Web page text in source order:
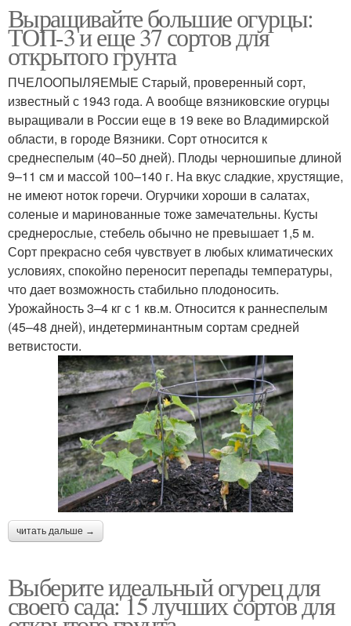
Выращивайте большие огурцы:
ТОП-3 и еще 37 сортов для
открытого грунта
ПЧЕЛООПЫЛЯЕМЫЕ Старый, проверенный сорт,
известный с 1943 года. А вообще вязниковские огурцы
выращивали в России еще в 19 веке во Владимирской
области, в городе Вязники. Сорт относится к
среднеспелым (40–50 дней). Плоды черношипые длиной
9–11 см и массой 100–140 г. На вкус сладкие, хрустящие,
не имеют ноток горечи. Огурчики хороши в салатах,
соленые и маринованные тоже замечательны. Кусты
среднерослые, стебель обычно не превышает 1,5 м.
Сорт прекрасно себя чувствует в любых климатических
условиях, спокойно переносит перепады температуры,
что дает возможность стабильно плодоносить.
Урожайность 3–4 кг с 1 кв.м. Относится к раннеспелым
(45–48 дней), индетерминантным сортам средней
ветвистости.
читать дальше →
Выберите идеальный огурец для
своего сада: 15 лучших сортов для